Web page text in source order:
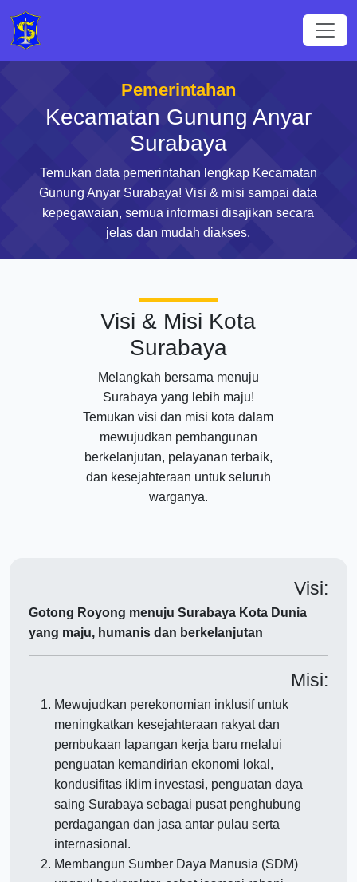
Pemerintahan
Kecamatan Gunung Anyar
Surabaya
Temukan data pemerintahan lengkap Kecamatan
Gunung Anyar Surabaya! Visi & misi sampai data
kepegawaian, semua informasi disajikan secara
jelas dan mudah diakses.
Visi & Misi Kota
Surabaya
Melangkah bersama menuju
Surabaya yang lebih maju!
Temukan visi dan misi kota dalam
mewujudkan pembangunan
berkelanjutan, pelayanan terbaik,
dan kesejahteraan untuk seluruh
warganya.
Visi:
Gotong Royong menuju Surabaya Kota Dunia
yang maju, humanis dan berkelanjutan
Misi:
Mewujudkan perekonomian inklusif untuk
meningkatkan kesejahteraan rakyat dan
pembukaan lapangan kerja baru melalui
penguatan kemandirian ekonomi lokal,
kondusifitas iklim investasi, penguatan daya
saing Surabaya sebagai pusat penghubung
perdagangan dan jasa antar pulau serta
internasional.
Membangun Sumber Daya Manusia (SDM)